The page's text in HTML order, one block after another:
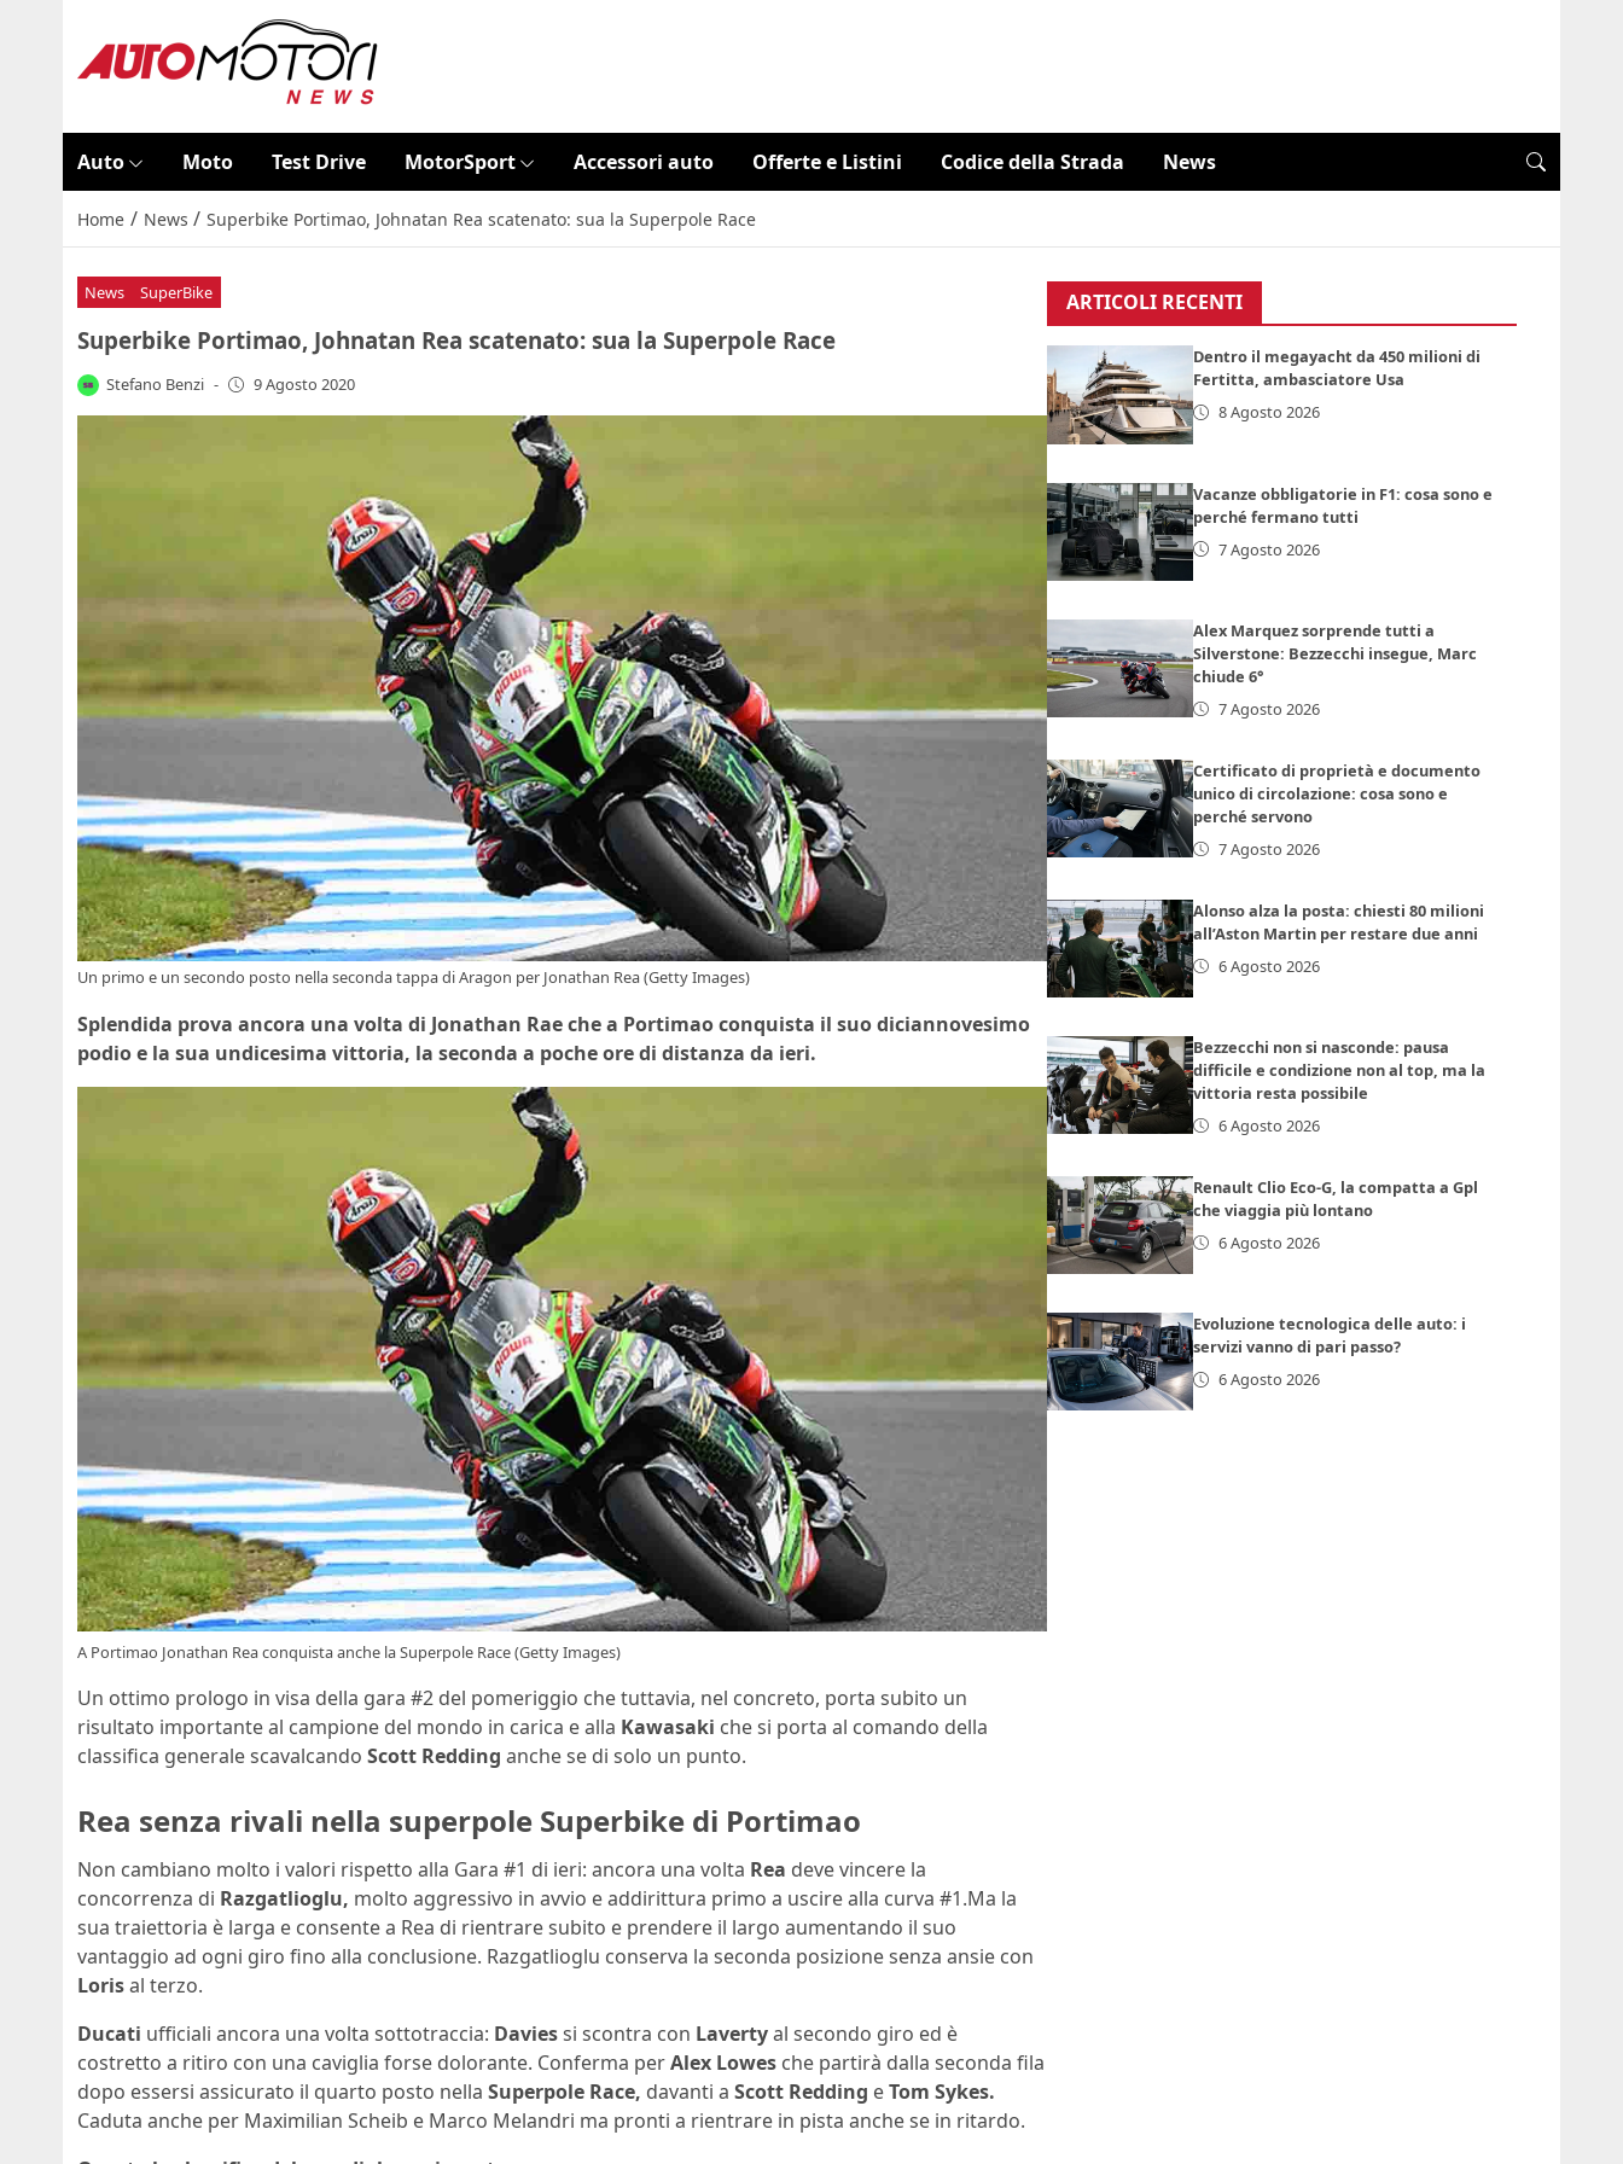
Auto Moto Test Drive MotorSport Accessori auto Offerte e Listini Codice della Strada News
Home / News / Superbike Portimao, Johnatan Rea scatenato: sua la Superpole Race
News SuperBike
Superbike Portimao, Johnatan Rea scatenato: sua la Superpole Race
Stefano Benzi - 9 Agosto 2020
Un primo e un secondo posto nella seconda tappa di Aragon per Jonathan Rea (Getty Images)
Splendida prova ancora una volta di Jonathan Rae che a Portimao conquista il suo diciannovesimo
podio e la sua undicesima vittoria, la seconda a poche ore di distanza da ieri.
A Portimao Jonathan Rea conquista anche la Superpole Race (Getty Images)
Un ottimo prologo in visa della gara #2 del pomeriggio che tuttavia, nel concreto, porta subito un
risultato importante al campione del mondo in carica e alla Kawasaki che si porta al comando della
classifica generale scavalcando Scott Redding anche se di solo un punto.
Rea senza rivali nella superpole Superbike di Portimao
Non cambiano molto i valori rispetto alla Gara #1 di ieri: ancora una volta Rea deve vincere la
concorrenza di Razgatlioglu, molto aggressivo in avvio e addirittura primo a uscire alla curva #1.Ma la
sua traiettoria è larga e consente a Rea di rientrare subito e prendere il largo aumentando il suo
vantaggio ad ogni giro fino alla conclusione. Razgatlioglu conserva la seconda posizione senza ansie con
Lorisal terzo.
Ducati ufficiali ancora una volta sottotraccia: Daviessi scontra con Lavertyal secondo giro ed è
costretto a ritiro con una caviglia forse dolorante. Conferma perAlex Lowes che partirà dalla seconda fila
dopo essersi assicurato il quarto posto nella Superpole Race, davanti a Scott Redding eTom Sykes.
Caduta anche per Maximilian Scheib e Marco Melandri ma pronti a rientrare in pista anche se in ritardo.
ARTICOLI RECENTI
Dentro il megayacht da 450 milioni di
Fertitta, ambasciatore Usa
8 Agosto 2026
Vacanze obbligatorie in F1: cosa sono e
perché fermano tutti
7 Agosto 2026
Alex Marquez sorprende tutti a
Silverstone: Bezzecchi insegue, Marc
chiude 6°
7 Agosto 2026
Certificato di proprietà e documento
unico di circolazione: cosa sono e
perché servono
7 Agosto 2026
Alonso alza la posta: chiesti 80 milioni
all’Aston Martin per restare due anni
6 Agosto 2026
Bezzecchi non si nasconde: pausa
difficile e condizione non al top, ma la
vittoria resta possibile
6 Agosto 2026
Renault Clio Eco-G, la compatta a Gpl
che viaggia più lontano
6 Agosto 2026
Evoluzione tecnologica delle auto: i
servizi vanno di pari passo?
6 Agosto 2026